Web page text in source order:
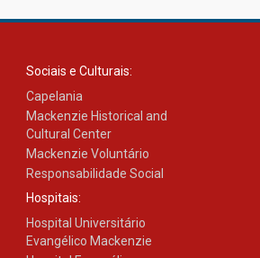
Sociais e Culturais:
Capelania
Mackenzie Historical and
Cultural Center
Mackenzie Voluntário
Responsabilidade Social
Hospitais:
Hospital Universitário
Evangélico Mackenzie